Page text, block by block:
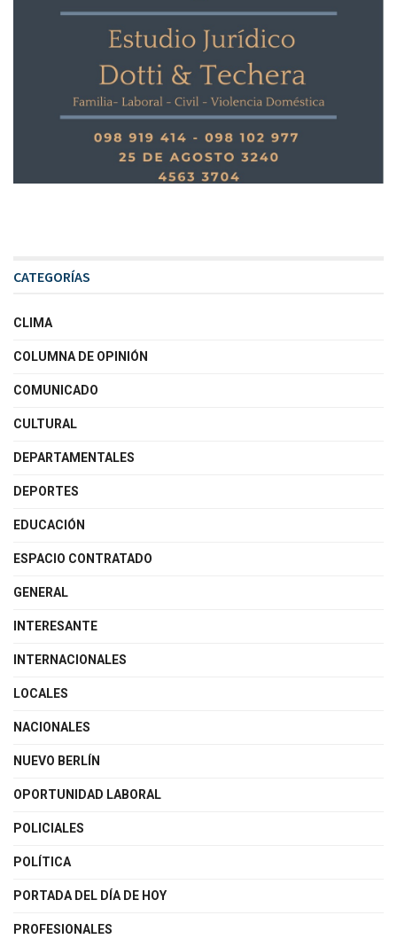
CATEGORÍAS
CLIMA
COLUMNA DE OPINIÓN
COMUNICADO
CULTURAL
DEPARTAMENTALES
DEPORTES
EDUCACIÓN
ESPACIO CONTRATADO
GENERAL
INTERESANTE
INTERNACIONALES
LOCALES
NACIONALES
NUEVO BERLÍN
OPORTUNIDAD LABORAL
POLICIALES
POLÍTICA
PORTADA DEL DÍA DE HOY
PROFESIONALES